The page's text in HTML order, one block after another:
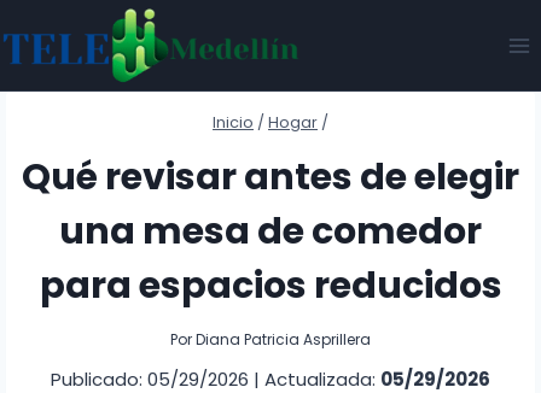
al
contenido
Inicio / Hogar /
Qué revisar antes de elegir
una mesa de comedor
para espacios reducidos
PorDiana Patricia Asprillera
Publicado: 05/29/2026 | Actualizada: 05/29/2026